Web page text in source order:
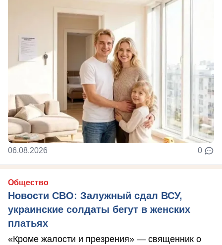
06.08.2026 0
Общество
Новости СВО: Залужный сдал ВСУ,
украинские солдаты бегут в женских
платьях
«Кроме жалости и презрения» — священник о